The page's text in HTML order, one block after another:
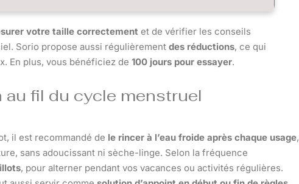
votre taille correctement et de vérifier les conseils
Sorio propose aussi régulièrement des réductions, ce qui
En plus, vous bénéficiez de 100 jours pour essayer.
au fil du cycle menstruel
il est recommandé de le rincer à l’eau froide après chaque usage,
sans adoucissant ni sèche-linge. Selon la fréquence
, pour alterner pendant vos vacances ou activités régulières.